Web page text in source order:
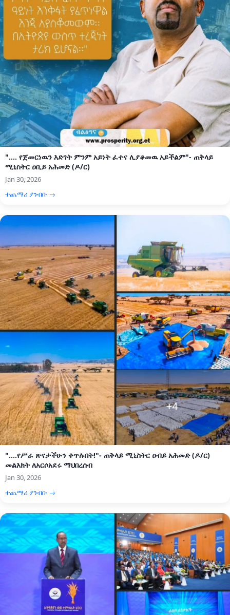
".... የጀመርነዉን እድገት ምንም አይነት ፈተና ሊያቆመዉ አይችልም"- ጠቅላይ
ሚኒስትር ዐቢይ አሕመድ (ዶ/ር)
Jan 30, 2026
ተጨማሪ ያንብቡ →
"....የሥራ ጽናታችሁን ቀጥሉበት!"- ጠቅላይ ሚኒስትር ዐብይ አሕመድ (ዶ/ር)
መልእክት ለአርሶአደሩ ማህበረሰብ
Jan 30, 2026
ተጨማሪ ያንብቡ →